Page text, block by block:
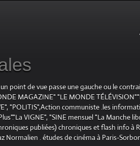
point de vue passe une gauche ou le
MAGAZINE" "LE MONDE
"POLITIS",Action communiste .les
VIGNE", "SINE mensuel "La Manche
publiées) chroniques et flash info à
Normalien . études de cinéma à Paris-